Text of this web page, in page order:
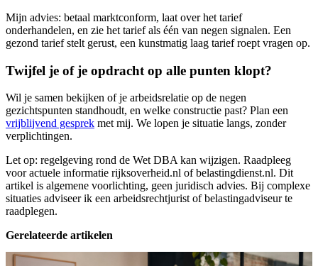
Mijn advies: betaal marktconform, laat over het tarief
onderhandelen, en zie het tarief als één van negen signalen. Een
gezond tarief stelt gerust, een kunstmatig laag tarief roept vragen op.
Twijfel je of je opdracht op alle punten klopt?
Wil je samen bekijken of je arbeidsrelatie op de negen
gezichtspunten standhoudt, en welke constructie past? Plan een
vrijblijvend gesprek met mij. We lopen je situatie langs, zonder
verplichtingen.
Let op: regelgeving rond de Wet DBA kan wijzigen. Raadpleeg
voor actuele informatie rijksoverheid.nl of belastingdienst.nl. Dit
artikel is algemene voorlichting, geen juridisch advies. Bij complexe
situaties adviseer ik een arbeidsrechtjurist of belastingadviseur te
raadplegen.
Gerelateerde artikelen